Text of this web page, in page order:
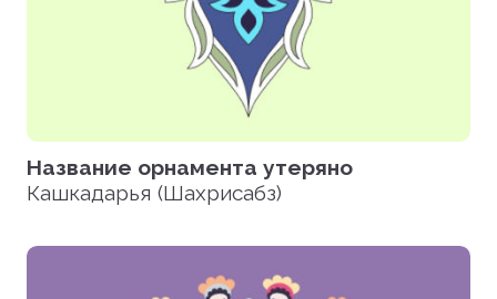
Название орнамента утеряно
Кашкадарья (Шахрисабз)